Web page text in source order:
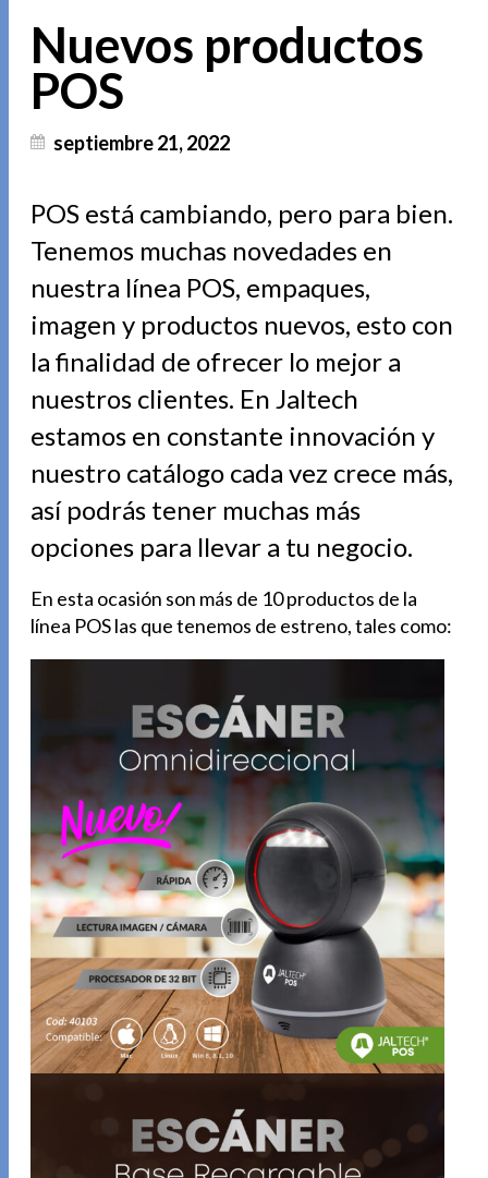
Nuevos productos
POS
septiembre 21, 2022
POS está cambiando, pero para bien.
Tenemos muchas novedades en
nuestra línea POS, empaques,
imagen y productos nuevos, esto con
la finalidad de ofrecer lo mejor a
nuestros clientes. En Jaltech
estamos en constante innovación y
nuestro catálogo cada vez crece más,
así podrás tener muchas más
opciones para llevar a tu negocio.
En esta ocasión son más de 10 productos de la
línea POS las que tenemos de estreno, tales como: